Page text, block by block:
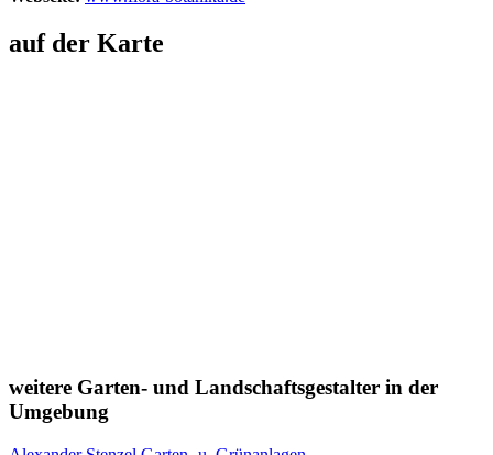
auf der Karte
weitere Garten- und Landschaftsgestalter in der
Umgebung